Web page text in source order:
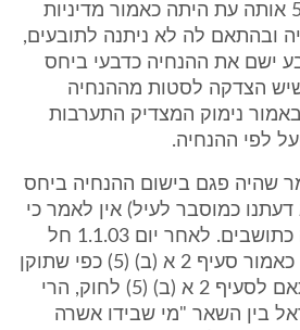
כאמור רק ביום 5.6.02 אותה עת היתה כאמור מדיניות
ובהתאם לה לא ניתנה לתובעים,
ישם את ההנחיה כדבעי ביחס
הצדקה לסטות מההנחיה
נימוק המצדיק התערבות
לפי ההנחיה.
שהיה פגם בישום ההנחיה ביחס
כמוסבר לעיל) אין לאמר כי
לתובעים ניתנה הכרה כתושבים. לאחר יום 1.1.03 חל
התיקון לחוק לו הוסף כאמור סעיף 2 א (ב) (5) כפי שתוקן
בחוק ההסדרים. בהתאם לסעיף 2 א (ב) (5) לחוק, הרי
בין השאר "מי שבידו אשרה